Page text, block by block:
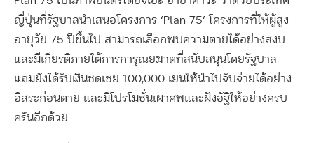
ญี่ปุ่นที่รัฐบาลนำเสนอโครงการ ‘Plan 75’ โครงการที่ให้ผู้สูง
อายุวัย 75 ปีขึ้นไป สามารถเลือกพบความตายได้อย่างสงบ
และมีเกียรติภายใต้การการุณยฆาตที่สนับสนุนโดยรัฐบาล
แถมยังได้รับเงินชดเชย 100,000 เยนให้นำไปจับจ่ายได้อย่าง
อิสระก่อนตาย และมีโปรโมชั่นเผาศพและฝังอัฐิให้อย่างครบ
ครันอีกด้วย